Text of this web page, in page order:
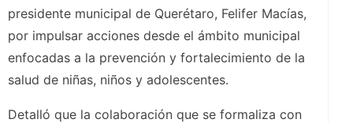
presidente municipal de Querétaro, Felifer Macías,
por impulsar acciones desde el ámbito municipal
enfocadas a la prevención y fortalecimiento de la
salud de niñas, niños y adolescentes.
Detalló que la colaboración que se formaliza con